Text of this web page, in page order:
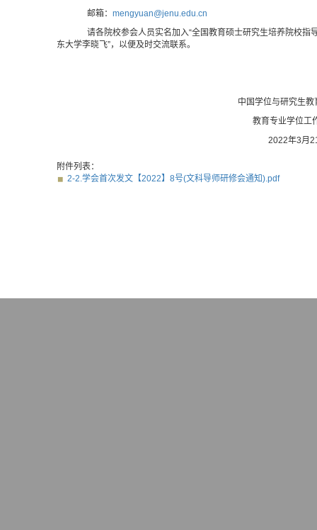
邮箱： mengyuan@jenu.edu.cn
请各院校参会人员实名加入“全国教育硕士研究生培养院校
东大学李晓飞”，以便及时交流联系。
中国学位与研究生教
教育专业学位工
2022年3月
附件列表：
2-2.学会首次发文【2022】8号(文科导师研修会通知).pdf